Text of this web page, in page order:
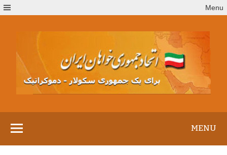
to
Menu
MENU